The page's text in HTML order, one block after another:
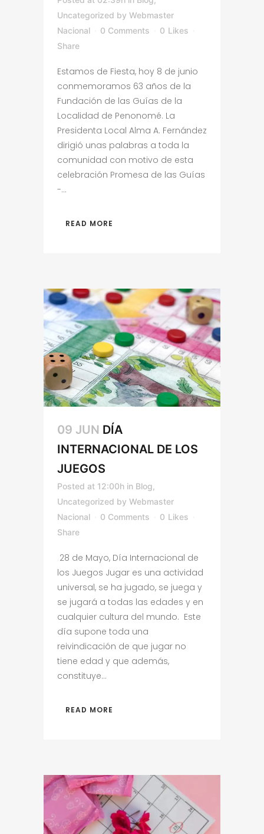
Uncategorized by Webmaster
Nacional
0 Comments 0 Likes
Share
Estamos de Fiesta, hoy 8 de junio
conmemoramos 63 años de la
Fundación de las Guías de la
Localidad de Penonomé. La
Presidenta Local Alma A. Fernández
dirigió unas palabras a toda la
comunidad con motivo de esta
celebración Promesa de las Guías
-...
READ MORE
09 JUN DÍA
INTERNACIONAL DE LOS
JUEGOS
Posted at 12:00h in Blog
Uncategorized by Webmaster
Nacional
0 Comments 0 Likes
Share
28 de Mayo, Día Internacional de
los Juegos Jugar es una actividad
universal, se ha jugado, se juega y
se jugará a todas las edades y en
cualquier cultura del mundo. Este
día supone toda una
reivindicación de que jugar no
tiene edad y que además,
constituye...
READ MORE